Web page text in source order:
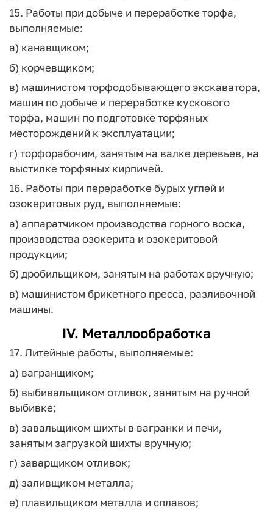
15. Работы при добыче и переработке торфа,
выполняемые:
а) канавщиком;
б) корчевщиком;
в) машинистом торфодобывающего экскаватора,
машин по добыче и переработке кускового
торфа, машин по подготовке торфяных
месторождений к эксплуатации;
г) торфорабочим, занятым на валке деревьев, на
выстилке торфяных кирпичей.
16. Работы при переработке бурых углей и
озокеритовых руд, выполняемые:
а) аппаратчиком производства горного воска,
производства озокерита и озокеритовой
продукции;
б) дробильщиком, занятым на работах вручную;
в) машинистом брикетного пресса, разливочной
машины.
IV. Металлообработка
17. Литейные работы, выполняемые:
а) вагранщиком;
б) выбивальщиком отливок, занятым на ручной
выбивке;
в) завальщиком шихты в вагранки и печи,
занятым загрузкой шихты вручную;
г) заварщиком отливок;
д) заливщиком металла;
е) плавильщиком металла и сплавов;